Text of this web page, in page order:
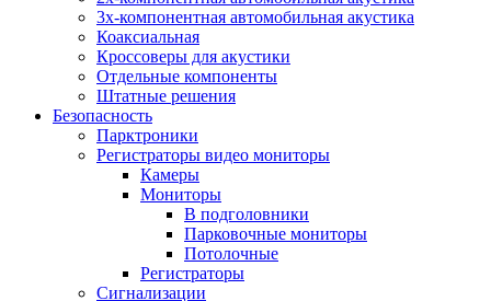
3х-компонентная автомобильная акустика
Коаксиальная
Кроссоверы для акустики
Отдельные компоненты
Штатные решения
Безопасность
Парктроники
Регистраторы видео мониторы
Камеры
Мониторы
В подголовники
Парковочные мониторы
Потолочные
Регистраторы
Сигнализации